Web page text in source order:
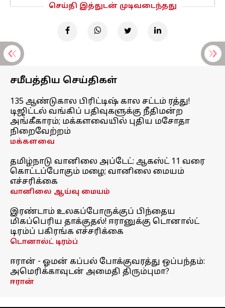
செய்தி இத்துடன் முடிவடைந்தது
சமீபத்திய செய்திகள்
135 ஆண்டுகால பிரிட்டிஷ் கால சட்டம் ரத்து!
டிஜிட்டல் வங்கிப் பதிவுகளுக்கு நீதிமன்ற
அங்கீகாரம்; மக்களவையில் புதிய மசோதா
நிறைவேற்றம்
மக்களவை
தமிழ்நாடு வானிலை அப்டேட்: ஆகஸ்ட் 11 வரை
கொட்டப்போகும் மழை; வானிலை மையம்
எச்சரிக்கை
வானிலை ஆய்வு மையம்
இரண்டாம் உலகப்போருக்குப் பிந்தைய
மிகப்பெரிய தாக்குதல்! ஈரானுக்கு டொனால்ட்
டிரம்ப் பகிரங்க எச்சரிக்கை
டொனால்ட் டிரம்ப்
ஈரான் - ஓமன் கப்பல் போக்குவரத்து ஒப்பந்தம்:
அமெரிக்காவுடன் அமைதி திரும்புமா?
ஈரான்